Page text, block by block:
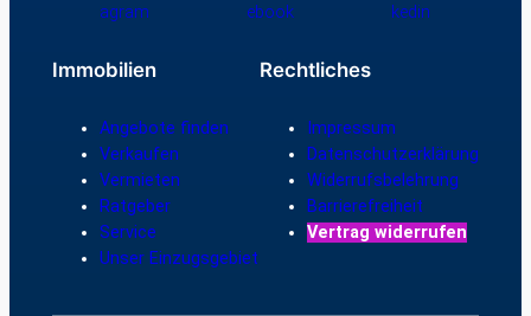
Immobilien
Angebote finden
Verkaufen
Vermieten
Ratgeber
Service
Unser Einzugsgebiet
Rechtliches
Impressum
Datenschutzerklärung
Widerrufsbelehrung
Barrierefreiheit
Vertrag widerrufen